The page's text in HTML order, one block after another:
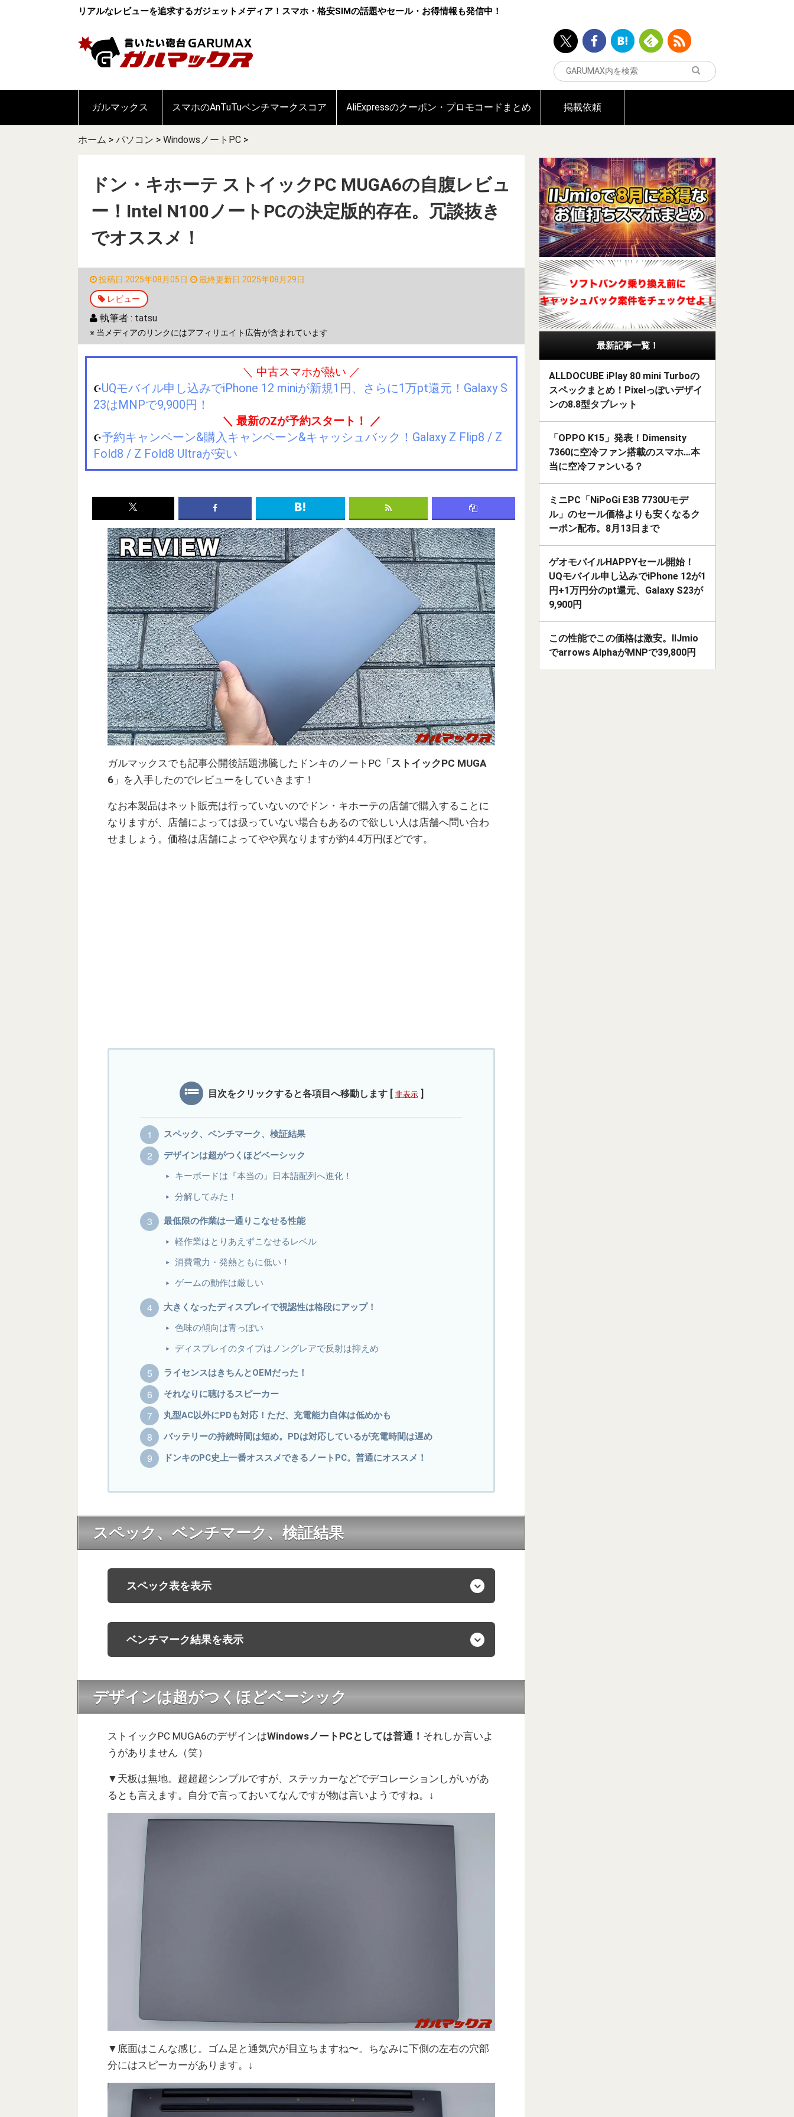
リアルなレビューを追求するガジェットメディア！スマホ・格安SIMの話題やセール・お得情報も発信中！
ガルマックス スマホのAnTuTuベンチマークスコア AliExpressのクーポン・プロモコードまとめ 掲載依頼
ホーム > パソコン > WindowsノートPC >
ドン・キホーテ ストイックPC MUGA6の自腹レビュ
ー！Intel N100ノートPCの決定版的存在。冗談抜き
でオススメ！
投稿日:2025年08月05日 最終更新日:2025年08月29日
レビュー
執筆者 : tatsu
※ 当メディアのリンクにはアフィリエイト広告が含まれています
＼ 中古スマホが熱い ／
☪️UQモバイル申し込みでiPhone 12 miniが新規1円、さらに1万pt還元！Galaxy S
23はMNPで9,900円！
＼ 最新のZが予約スタート！ ／
☪️予約キャンペーン&購入キャンペーン&キャッシュバック！Galaxy Z Flip8 / Z
Fold8 / Z Fold8 Ultraが安い
ガルマックスでも記事公開後話題沸騰したドンキのノートPC「 ストイックPC MUGA
6 」を入手したのでレビューをしていきます！
なお本製品はネット販売は行っていないのでドン・キホーテの店舗で購入することに
なりますが、店舗によっては扱っていない場合もあるので欲しい人は店舗へ問い合わ
せましょう。価格は店舗によってやや異なりますが約4.4万円ほどです。
目次をクリックすると各項目へ移動します [ 非表示 ]
スペック、ベンチマーク、検証結果
デザインは超がつくほどベーシック
キーボードは『本当の』日本語配列へ進化！
分解してみた！
最低限の作業は一通りこなせる性能
軽作業はとりあえずこなせるレベル
消費電力・発熱ともに低い！
ゲームの動作は厳しい
大きくなったディスプレイで視認性は格段にアップ！
色味の傾向は青っぽい
ディスプレイのタイプはノングレアで反射は抑えめ
ライセンスはきちんとOEMだった！
それなりに聴けるスピーカー
丸型AC以外にPDも対応！ただ、充電能力自体は低めかも
バッテリーの持続時間は短め。PDは対応しているが充電時間は遅め
ドンキのPC史上一番オススメできるノートPC。普通にオススメ！
スペック、ベンチマーク、検証結果
スペック表を表示
ベンチマーク結果を表示
デザインは超がつくほどベーシック
ストイックPC MUGA6のデザインはWindowsノートPCとしては普通！ それしか言いよ
うがありません（笑）
▼天板は無地。超超超シンプルですが、ステッカーなどでデコレーションしがいがあ
るとも言えます。自分で言っておいてなんですが物は言いようですね。↓
▼底面はこんな感じ。ゴム足と通気穴が目立ちますね〜。ちなみに下側の左右の穴部
分にはスピーカーがあります。↓
最新記事一覧！
ALLDOCUBE iPlay 80 mini Turboの
スペックまとめ！Pixelっぽいデザイ
ンの8.8型タブレット
「OPPO K15」発表！Dimensity
7360に空冷ファン搭載のスマホ…本
当に空冷ファンいる？
ミニPC「NiPoGi E3B 7730Uモデ
ル」のセール価格よりも安くなるク
ーポン配布。8月13日まで
ゲオモバイルHAPPYセール開始！
UQモバイル申し込みでiPhone 12が1
円+1万円分のpt還元、Galaxy S23が
9,900円
この性能でこの価格は激安。IIJmio
でarrows AlphaがMNPで39,800円